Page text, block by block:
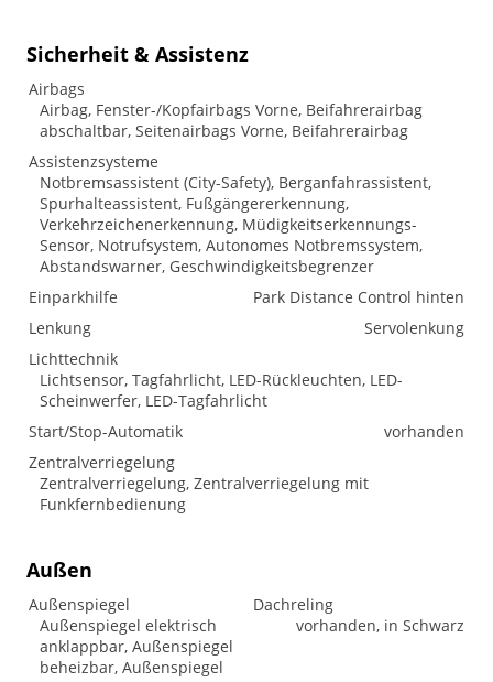
Sicherheit & Assistenz
Airbags
Airbag, Fenster-/Kopfairbags Vorne, Beifahrerairbag
abschaltbar, Seitenairbags Vorne, Beifahrerairbag
Assistenzsysteme
Notbremsassistent (City-Safety), Berganfahrassistent,
Spurhalteassistent, Fußgängererkennung,
Verkehrzeichenerkennung, Müdigkeitserkennungs-
Sensor, Notrufsystem, Autonomes Notbremssystem,
Abstandswarner, Geschwindigkeitsbegrenzer
Einparkhilfe
Park Distance Control hinten
Lenkung
Servolenkung
Lichttechnik
Lichtsensor, Tagfahrlicht, LED-Rückleuchten, LED-
Scheinwerfer, LED-Tagfahrlicht
Start/Stop-Automatik
vorhanden
Zentralverriegelung
Zentralverriegelung, Zentralverriegelung mit
Funkfernbedienung
Außen
Außenspiegel
Außenspiegel elektrisch
anklappbar, Außenspiegel
beheizbar, Außenspiegel
Dachreling
vorhanden, in Schwarz